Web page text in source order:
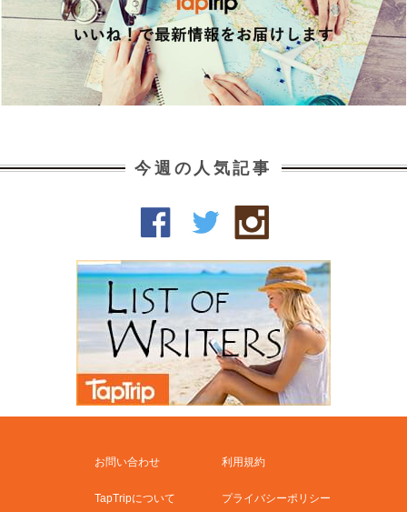
今週の人気記事
お問い合わせ 利用規約
TapTripについて プライバシーポリシー